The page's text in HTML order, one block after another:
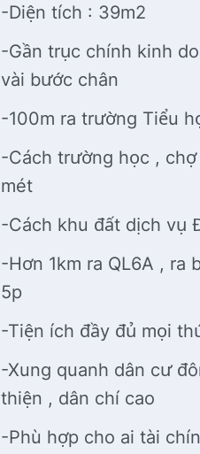
-Diện tích : 39m2
-Gần trục chính kinh
vài bước chân
-100m ra trường Tiểu
-Cách trường học ,
mét
-Cách khu đất dịch vụ
-Hơn 1km ra QL6A , ra
5p
-Tiện ích đầy đủ mọi
-Xung quanh dân cư
thiện , dân chí cao
-Phù hợp cho ai tài